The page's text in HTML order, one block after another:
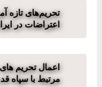
تحریم‌های تازه
اعتراضات در
اعمال تحریم
مرتبط با سپاه